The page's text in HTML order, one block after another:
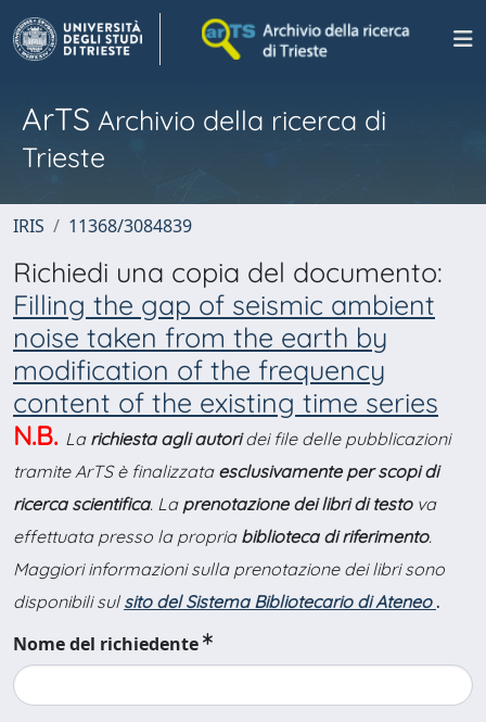
ArTS Archivio della ricerca di
Trieste
IRIS 11368/3084839
Richiedi una copia del documento:
Filling the gap of seismic ambient
noise taken from the earth by
modification of the frequency
content of the existing time series
N.B. La richiesta agli autoridei file delle pubblicazioni
tramite ArTS è finalizzata esclusivamente per scopi di
ricerca scientifica. La prenotazione dei libri di testova
effettuata presso la propria biblioteca di riferimento.
Maggiori informazioni sulla prenotazione dei libri sono
disponibili sul sito del Sistema Bibliotecario di Ateneo .
Nome del richiedente